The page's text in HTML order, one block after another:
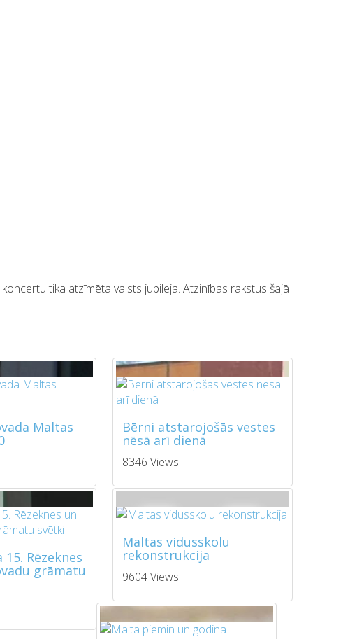
tika atzīmēta valsts jubileja. Atzinības rakstus šajā
Maltas Bērni atstarojošās vestes
nēsā arī dienā
8346 Views
Rēzeknes
grāmatu
Maltas vidusskolu
rekonstrukcija
9604 Views